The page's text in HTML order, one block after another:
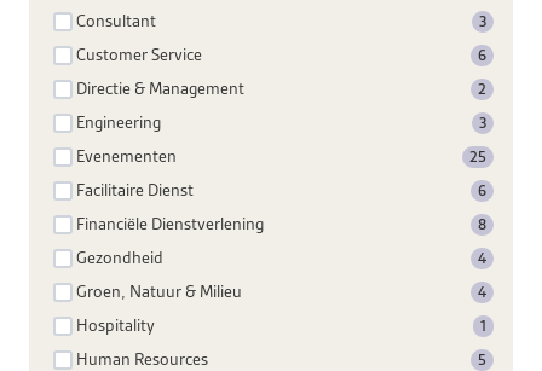
Consultant 3
Customer Service 6
Directie & Management 2
Engineering 3
Evenementen 25
Facilitaire Dienst 6
Financiële Dienstverlening 8
Gezondheid 4
Groen, Natuur & Milieu 4
Hospitality 1
Human Resources 5